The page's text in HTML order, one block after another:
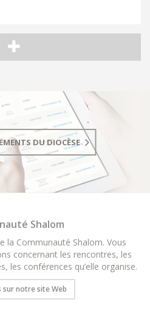
DU DIOCÈSE
Shalom
la Communauté Shalom. Vous
concernant les rencontres, les
les conférences qu’elle organise.
sur notre site Web